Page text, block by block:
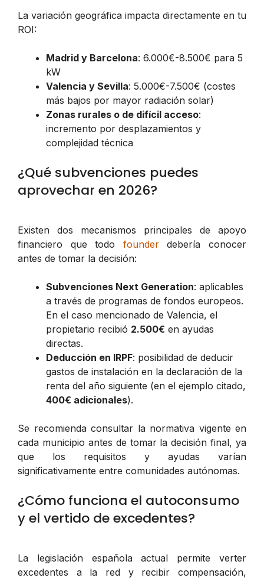
La variación geográfica impacta directamente en tu
ROI:
Madrid y Barcelona: 6.000€-8.500€ para 5
kW
Valencia y Sevilla: 5.000€-7.500€ (costes
más bajos por mayor radiación solar)
Zonas rurales o de difícil acceso:
incremento por desplazamientos y
complejidad técnica
¿Qué subvenciones puedes
aprovechar en 2026?
Existen dos mecanismos principales de apoyo
financiero que todo founderdebería conocer
antes de tomar la decisión:
Subvenciones Next Generation: aplicables
a través de programas de fondos europeos.
En el caso mencionado de Valencia, el
propietario recibió 2.500€ en ayudas
directas.
Deducción en IRPF: posibilidad de deducir
gastos de instalación en la declaración de la
renta del año siguiente (en el ejemplo citado,
400€ adicionales).
Se recomienda consultar la normativa vigente en
cada municipio antes de tomar la decisión final, ya
que los requisitos y ayudas varían
significativamente entre comunidades autónomas.
¿Cómo funciona el autoconsumo
y el vertido de excedentes?
La legislación española actual permite verter
excedentes a la red y recibir compensación,